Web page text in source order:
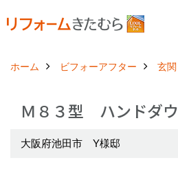
ホーム ビフォーアフター 玄
Ｍ８３型 ハンドダ
大阪府池田市 Y様邸